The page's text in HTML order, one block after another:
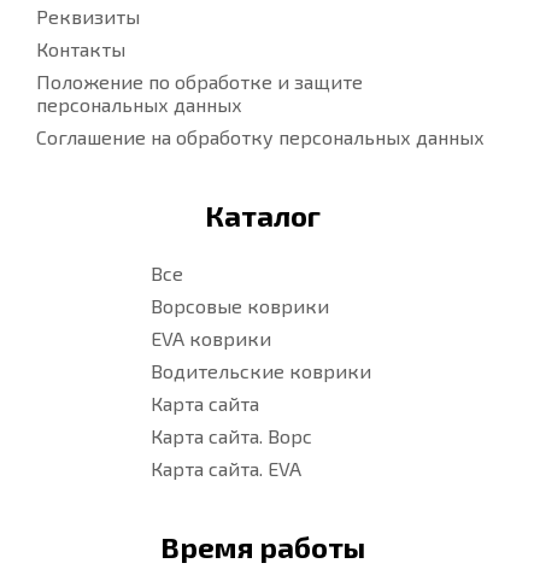
Реквизиты
Контакты
Положение по обработке и защите
персональных данных
Соглашение на обработку персональных данных
Каталог
Все
Ворсовые коврики
EVA коврики
Водительские коврики
Карта сайта
Карта сайта. Ворс
Карта сайта. EVA
Время работы